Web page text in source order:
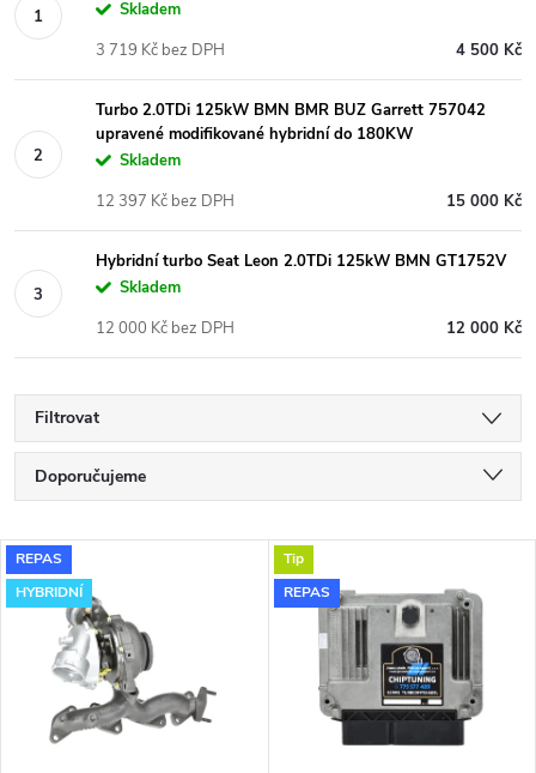
Skladem
4 500 Kč
3 719 Kč bez DPH
Turbo 2.0TDi 125kW BMN BMR BUZ Garrett 757042
upravené modifikované hybridní do 180KW
Skladem
15 000 Kč
12 397 Kč bez DPH
Hybridní turbo Seat Leon 2.0TDi 125kW BMN GT1752V
Skladem
12 000 Kč
12 000 Kč bez DPH
Filtrovat
Ř
a
z
Doporučujeme
Nejdražší
Nejprodávanější
Abecedně
V
ý
REPAS
HYBRIDNÍ
Tip
REPAS